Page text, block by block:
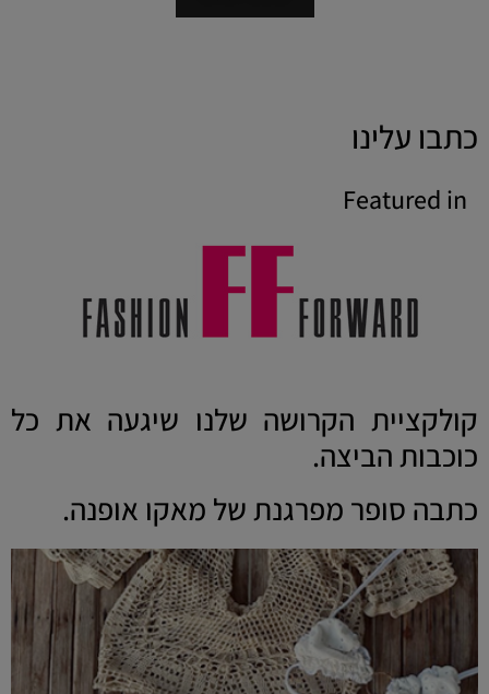
כתבו עלינו
Featured in
קולקציית הקרושה שלנו שיגעה את כל
כוכבות הביצה.
כתבה סופר מפרגנת של מאקו אופנה.